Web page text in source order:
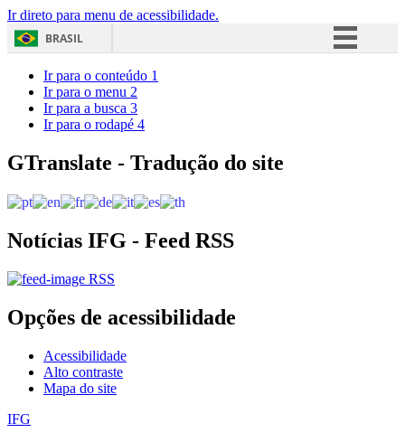
Ir direto para menu de acessibilidade.
BRASIL
Acesso à informação
Ir para o conteúdo 1
Ir para o menu 2
Ir para a busca 3
Ir para o rodapé 4
GTranslate - Tradução do site
Notícias IFG - Feed RSS
RSS
Opções de acessibilidade
Acessibilidade
Alto contraste
Mapa do site
IFG